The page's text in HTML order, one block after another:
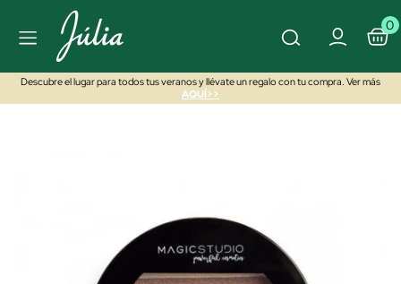
0
Descubre el lugar para todos tus veranos y llévate un regalo con tu compra. Ver más
AQUÍ>>